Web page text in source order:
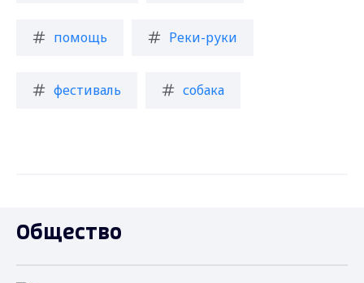
помощь Реки-руки
фестиваль собака
Общество